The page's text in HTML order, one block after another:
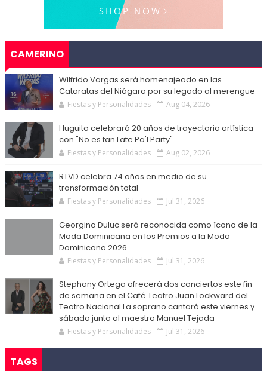
CAMERINO
Wilfrido Vargas será homenajeado en las
Cataratas del Niágara por su legado al merengue
Fiestas y Personalidades Aug 04, 2026
Huguito celebrará 20 años de trayectoria artística
con "No es tan Late Pa'l Party"
Fiestas y Personalidades Aug 02, 2026
RTVD celebra 74 años en medio de su
transformación total
Fiestas y Personalidades Jul 31, 2026
Georgina Duluc será reconocida como ícono de la
Moda Dominicana en los Premios a la Moda
Dominicana 2026
Fiestas y Personalidades Jul 31, 2026
Stephany Ortega ofrecerá dos conciertos este fin
de semana en el Café Teatro Juan Lockward del
Teatro Nacional La soprano cantará este viernes y
sábado junto al maestro Manuel Tejada
Fiestas y Personalidades Jul 31, 2026
TAGS